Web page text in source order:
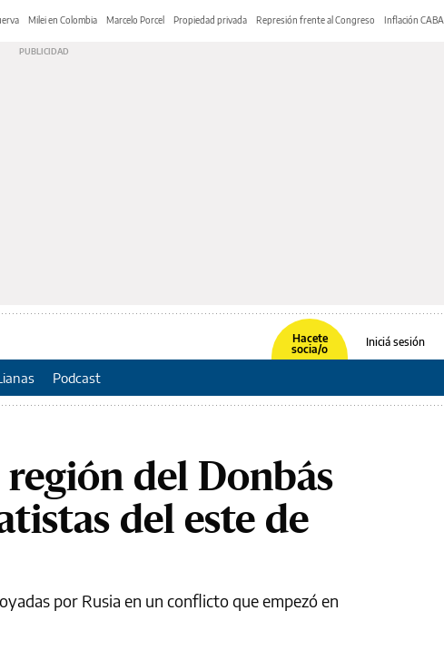
Milei en Colombia Marcelo Porcel Propiedad privada Represión frente al Congreso Inflación CABA
Hacete
socia/o
Iniciá sesión
Podcast
del Donbás
del este de
por Rusia en un conflicto que empezó en